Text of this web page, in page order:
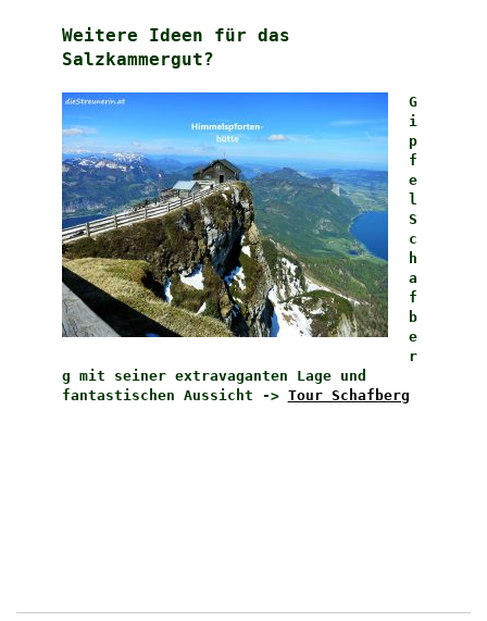
Weitere Ideen für das
Salzkammergut?
G
i
p
f
e
l
S
c
h
a
f
b
e
r
g mit seiner extravaganten Lage und
fantastischen Aussicht -> Tour Schafberg